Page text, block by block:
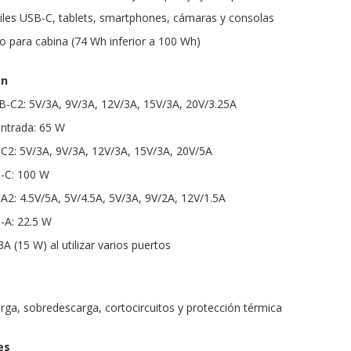
USB-C, tablets, smartphones, cámaras y consolas
para cabina (74 Wh inferior a 100 Wh)
C2: 5V/3A, 9V/3A, 12V/3A, 15V/3A, 20V/3.25A
65 W
5V/3A, 9V/3A, 12V/3A, 15V/3A, 20V/5A
100 W
4.5V/5A, 5V/4.5A, 5V/3A, 9V/2A, 12V/1.5A
22.5 W
(15 W) al utilizar varios puertos
sobredescarga, cortocircuitos y protección térmica